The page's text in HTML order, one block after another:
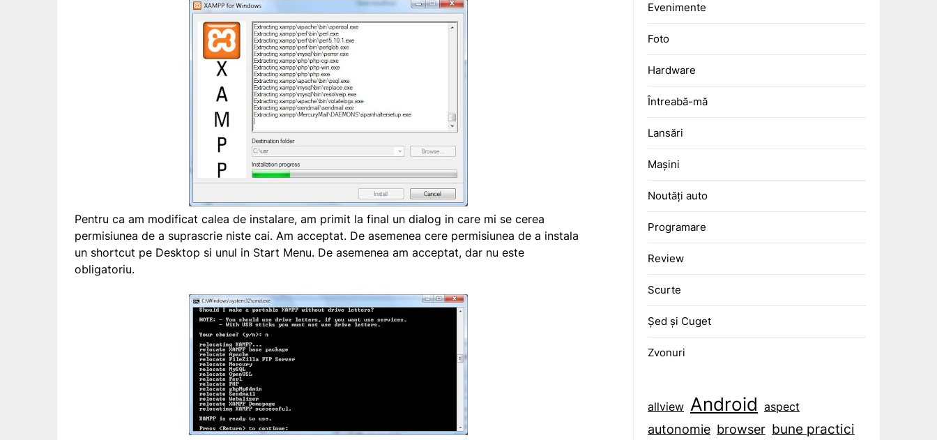
Pentru ca am modificat calea de instalare, am primit la final un dialog in care mi se cerea
permisiunea de a suprascrie niste cai. Am acceptat. De asemenea cere permisiunea de a instala
un shortcut pe Desktop si unul in Start Menu. De asemenea am acceptat, dar nu este
obligatoriu.
Evenimente
Foto
Hardware
Întreabă-mă
Lansări
Mașini
Noutăți auto
Programare
Review
Scurte
Șed și Cuget
Zvonuri
allview Android aspect
autonomie browser bune practici